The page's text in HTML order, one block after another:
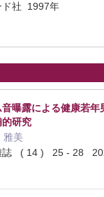
ド社 1997年
曝露による健康若年
研究
雅美
誌 ( 14 ) 25 - 28